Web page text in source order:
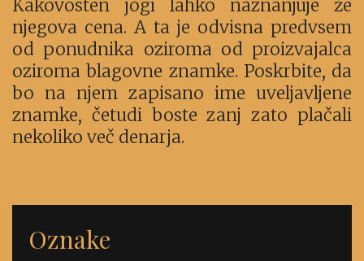
Kakovosten jogi lahko naznanjuje že
njegova cena. A ta je odvisna predvsem
od ponudnika oziroma od proizvajalca
oziroma blagovne znamke. Poskrbite, da
bo na njem zapisano ime uveljavljene
znamke, četudi boste zanj zato plačali
nekoliko več denarja.
Oznake